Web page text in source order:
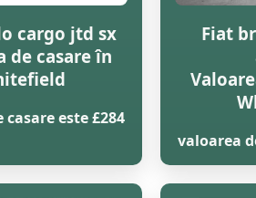
cargo jtd sx
de casare în
este £284
Fiat
valoarea